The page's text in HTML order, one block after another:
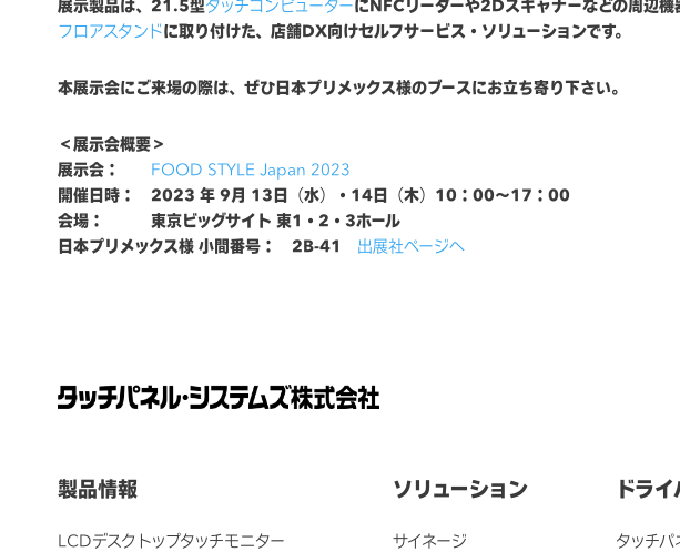
展示製品は、21.5型タッチコンピューターにNFCリーダーや2Dスキャナーなどの周辺
フロアスタンドに取り付けた、店舗DX向けセルフサービス・ソリューションです。
本展示会にご来場の際は、ぜひ日本プリメックス様のブースにお立ち寄り下さい。
＜展示会概要＞
展示会： FOOD STYLE Japan 2023
開催日時： 2023 年 9月 13日（水）・14日（木）10：00～17：00
会場： 東京ビッグサイト 東1・2・3ホール
日本プリメックス様 小間番号： 2B-41 出展社ページへ
製品情報
LCDデスクトップタッチモニター
ソリューション
サイネージ
ドラ
タッチ